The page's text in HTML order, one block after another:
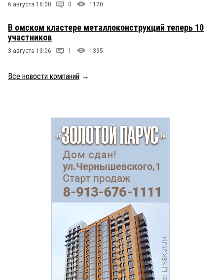
6 августа 16:00 0 1170
В омском кластере металлоконструкций теперь 10
участников
3 августа 13:06 1 1395
Все новости компаний →